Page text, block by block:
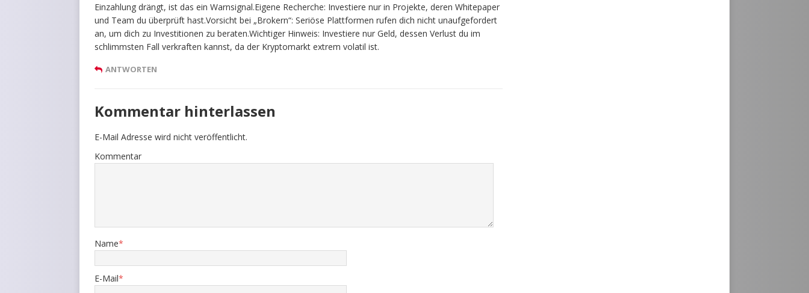
Einzahlung drängt, ist das ein Warnsignal.Eigene Recherche: Investiere nur in Projekte, deren Whitepaper
und Team du überprüft hast.Vorsicht bei „Brokern“: Seriöse Plattformen rufen dich nicht unaufgefordert
an, um dich zu Investitionen zu beraten.Wichtiger Hinweis: Investiere nur Geld, dessen Verlust du im
schlimmsten Fall verkraften kannst, da der Kryptomarkt extrem volatil ist.
ANTWORTEN
Kommentar hinterlassen
E-Mail Adresse wird nicht veröffentlicht.
Kommentar
Name*
E-Mail*